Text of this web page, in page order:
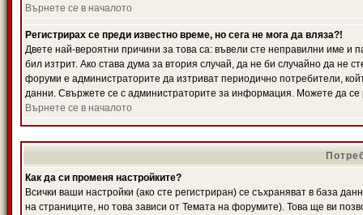
Върнете се в началото
Регистрирах се преди известно време, но сега не мога да вляза?!
Двете най-вероятни причини за това са: въвели сте неправилни име и
бил изтрит. Ако става дума за втория случай, да не би случайно да
форуми е администраторите да изтриват периодично потребители,
данни. Свържете се с администраторите за информация. Можете да се
Върнете се в началото
Как да си променя настройките?
Всички ваши настройки (ако сте регистриран) се съхраняват в база
на страниците, но това зависи от Темата на форумите). Това ще ви